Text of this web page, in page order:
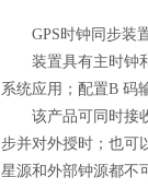
GPS时钟同步装
装置具有主时钟和
系统应用；配置B 码
该产品可同时接收
步并对外授时；也可
星源和外部钟源都不